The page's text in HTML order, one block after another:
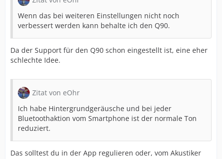
Wenn das bei weiteren Einstellungen nicht noch
verbessert werden kann behalte ich den Q90.
Da der Support für den Q90 schon eingestellt ist, eine eher
schlechte Idee.
Zitat von eOhr
Ich habe Hintergrundgeräusche und bei jeder
Bluetoothaktion vom Smartphone ist der normale Ton
reduziert.
Das solltest du in der App regulieren oder, vom Akustiker